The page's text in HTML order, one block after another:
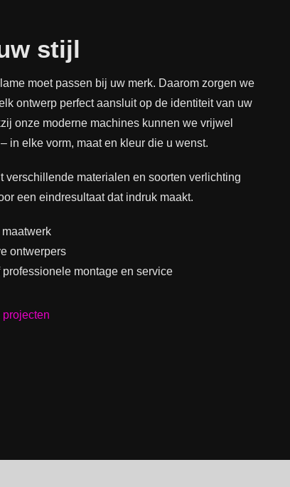
stijl
moet passen bij uw merk. Daarom zorgen we
ontwerp perfect aansluit op de identiteit van uw
onze moderne machines kunnen we vrijwel
in elke vorm, maat en kleur die u wenst.
verschillende materialen en soorten verlichting
een eindresultaat dat indruk maakt.
ontwerpers
professionele montage en service
projecten